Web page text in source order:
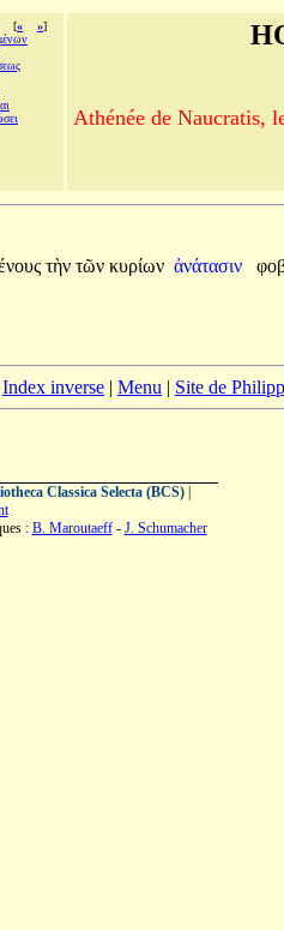
[« »]
Athénée de Naucratis,
τὴν τῶν κυρίων ἀνάτασιν
Index inverse | Menu | Site de
Classica Selecta (BCS)|
: B. Maroutaeff- J. Schumacher